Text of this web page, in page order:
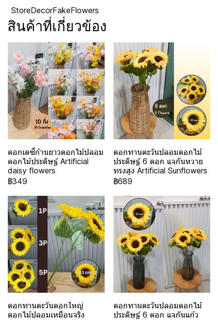
StoreDecorFakeFlowers
สินค้าที่เกี่ยวข้อง
ดอกเดซี่ก้านยาวดอกไม้ปลอม
ดอกไม้ประดิษฐ์ Artificial
daisy flowers
฿349
ดอกทานตะวันปลอมดอกไม้
ประดิษฐ์ 6 ดอก แจกันหวาย
ทรงสูง Artificial Sunflowers
฿689
ดอกทานตะวันดอกใหญ่
ดอกไม้ปลอมเหมือนจริง
ดอกทานตะวันปลอมดอกไม้
ประดิษฐ์ 6 ดอก แจกันแก้ว